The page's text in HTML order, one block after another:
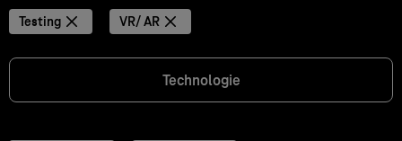
Testing VR/ AR
Technologie